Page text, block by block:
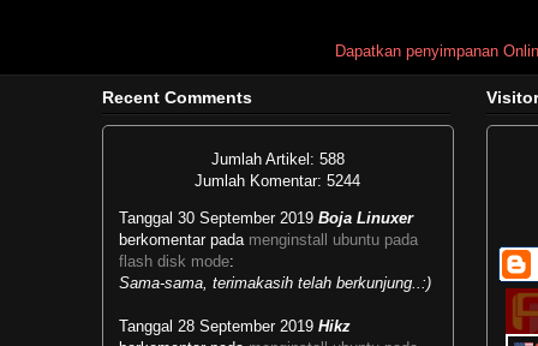
Kang Boja biar jadi sda4?
Maap pemula banyak nanya...
Reply
Boja Linuxer
23 May, 2012
@* Direct link Detected! *
dihapus apa windowsnya tidak
ya partisi C nya bisa digeser
Dapatkan penyimpanan
Recent Comments
Jumlah Artikel: 588
Jumlah Komentar: 5244
Tanggal 30 September 2019Boja Linuxer
berkomentar pada menginstall ubuntu pada
flash disk mode:
Sama-sama, terimakasih telah berkunjung..:)
Tanggal 28 September 2019Hikz
Visitor